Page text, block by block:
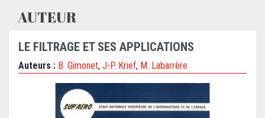
AUTEUR
LE FILTRAGE ET SES APPLICATIONS
Auteurs : B. Gimonet, J-P. Krief, M. Labarrère